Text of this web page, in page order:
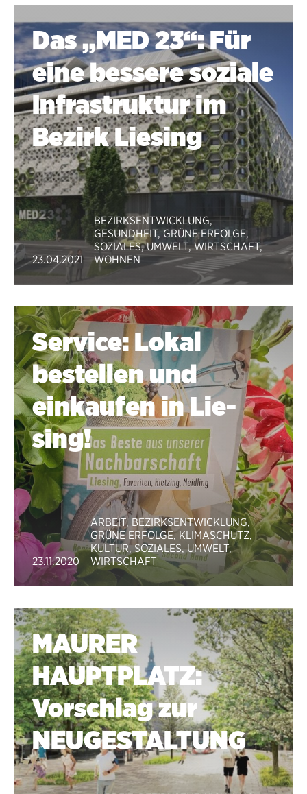
Das „MED 23“: Für
eine bessere soziale
Infra­struk­tur im
Bezirk Lie­sing
23.04.2021
BEZIRKSENTWICKLUNG,
GESUNDHEIT, GRÜNE ERFOLGE,
SOZIALES,UMWELT,WIRTSCHAFT,
WOHNEN
Service: Lokal
bestellen und
einkaufen in Lie­
sing!
23.11.2020
ARBEIT, BEZIRKSENTWICKLUNG,
GRÜNE ERFOLGE, KLIMASCHUTZ,
KULTUR,SOZIALES,UMWELT,
WIRTSCHAFT
MAURER
HAUPTPLATZ:
Vorschlag zur
NEUGESTALTUNG